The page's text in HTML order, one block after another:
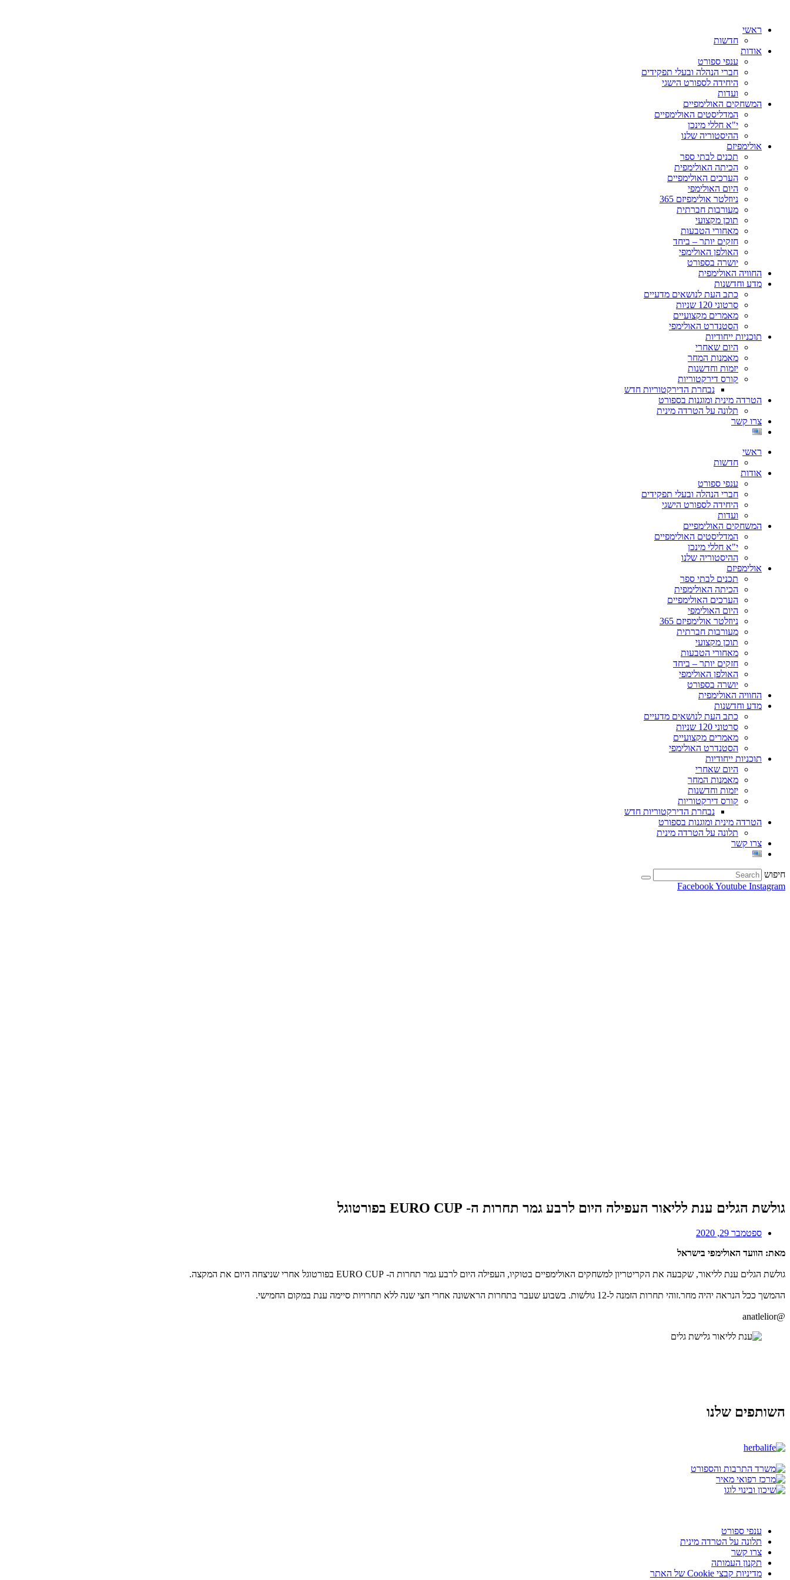
ראשי
חדשות
אודות
ענפי ספורט
חברי הנהלה ובעלי תפקידים
היחידה לספורט הישגי
ועדות
המשחקים האולימפיים
המדליסטים האולימפיים
י"א חללי מינכן
ההיסטוריה שלנו
אולימפיזם
תכנים לבתי ספר
הכיתה האולימפית
הערכים האולימפיים
היום האולימפי
ניוזלטר אולימפיזם 365
מעורבות חברתית
תוכן מקצועי
מאחורי הטבעות
חזקים יותר – ביחד
האולפן האולימפי
יושרה בספורט
החוויה האולימפית
מדע וחדשנות
כתב העת לנושאים מדעיים
סרטוני 120 שניות
מאמרים מקצועיים
הסטנדרט האולימפי
תוכניות ייחודיות
היום שאחרי
מאמנות המחר
יזמות וחדשנות
קורס דירקטוריות
נבחרת הדירקטוריות חדש
הטרדה מינית ומוגנות בספורט
תלונה על הטרדה מינית
צרו קשר
ראשי
חדשות
אודות
ענפי ספורט
חברי הנהלה ובעלי תפקידים
היחידה לספורט הישגי
ועדות
המשחקים האולימפיים
המדליסטים האולימפיים
י"א חללי מינכן
ההיסטוריה שלנו
אולימפיזם
תכנים לבתי ספר
הכיתה האולימפית
הערכים האולימפיים
היום האולימפי
ניוזלטר אולימפיזם 365
מעורבות חברתית
תוכן מקצועי
מאחורי הטבעות
חזקים יותר – ביחד
האולפן האולימפי
יושרה בספורט
החוויה האולימפית
מדע וחדשנות
כתב העת לנושאים מדעיים
סרטוני 120 שניות
מאמרים מקצועיים
הסטנדרט האולימפי
תוכניות ייחודיות
היום שאחרי
מאמנות המחר
יזמות וחדשנות
קורס דירקטוריות
נבחרת הדירקטוריות חדש
הטרדה מינית ומוגנות בספורט
תלונה על הטרדה מינית
צרו קשר
חיפוש
FacebookYoutube Instagram
גולשת הגלים ענת לליאור העפילה היום לרבע גמר תחרות ה- EURO CUP בפורטוגל
ספטמבר 29, 2020
מאת: הוועד האולימפי בישראל
גולשת הגלים ענת לליאור, שקבעה את הקריטריון למשחקים האולימפיים בטוקיו, העפילה היום לרבע גמר תחרות ה- EURO CUP בפורטוגל אחרי שניצחה היום את המקצה.
ההמשך ככל הנראה יהיה מחר.זוהי תחרות הזמנה ל-12 גולשות. בשבוע שעבר בתחרות הראשונה אחרי חצי שנה ללא תחרויות סיימה ענת במקום החמישי.
@anatlelior
השותפים שלנו
ענפי ספורט
תלונה על הטרדה מינית
צרו קשר
תקנון העמותה
מדיניות קבצי Cookie של האתר